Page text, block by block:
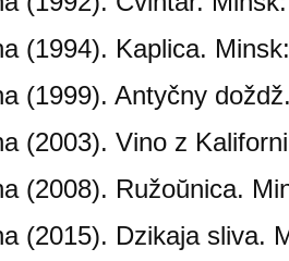
(1994). Kaplica.
(1999). Antyčny
(2003). Vino z
(2008). Ružoŭnica.
(2015). Dzikaja sliva.